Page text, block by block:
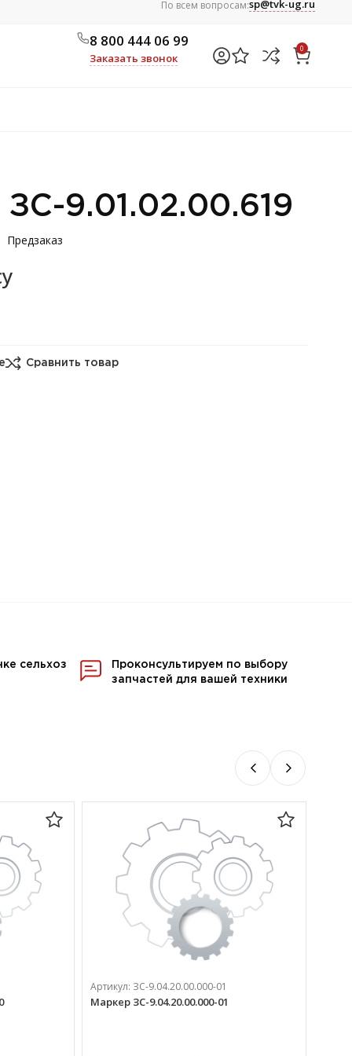
По всем вопросам:sp@tvk-ug.ru
8 800 444 06 99
Заказать звонок
0
ЗС-9.01.02.00.619
Предзаказ
Сравнить товар
сельхоз
Проконсультируем по выбору
запчастей для вашей техники
Артикул: ЗС-9.04.20.00.000-01
Маркер ЗС-9.04.20.00.000-01